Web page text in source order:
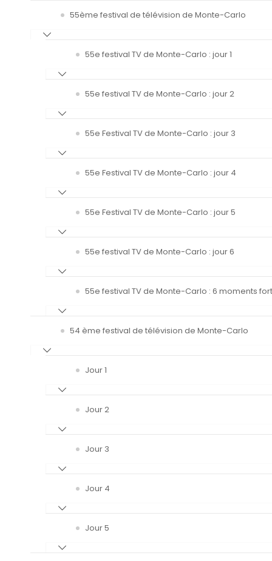
55ème festival de télévision de Monte-Carlo
55e festival TV de Monte-Carlo : jour 1
55e festival TV de Monte-Carlo : jour 2
55e Festival TV de Monte-Carlo : jour 3
55e Festival TV de Monte-Carlo : jour 4
55e Festival TV de Monte-Carlo : jour 5
55e festival TV de Monte-Carlo : jour 6
55e festival TV de Monte-Carlo : 6 moments
54 ème festival de télévision de Monte-Carlo
Jour 1
Jour 2
Jour 3
Jour 4
Jour 5